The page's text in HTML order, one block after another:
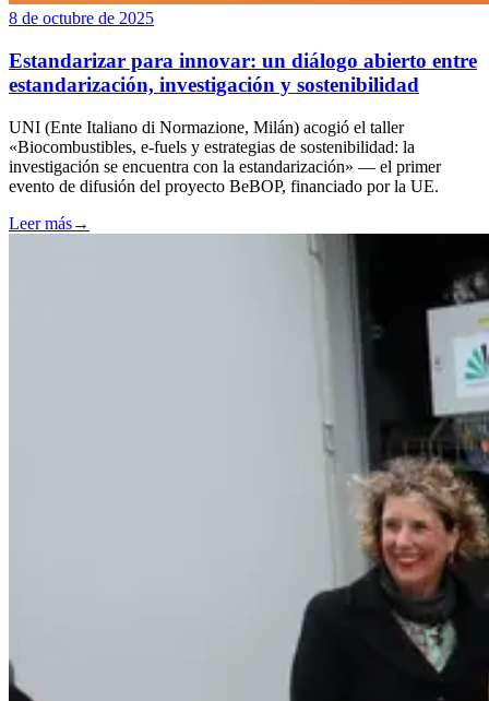
8 de octubre de 2025
Estandarizar para innovar: un diálogo abierto entre
estandarización, investigación y sostenibilidad
UNI (Ente Italiano di Normazione, Milán) acogió el taller
«Biocombustibles, e-fuels y estrategias de sostenibilidad: la
investigación se encuentra con la estandarización» — el primer
evento de difusión del proyecto BeBOP, financiado por la UE.
Leer más→